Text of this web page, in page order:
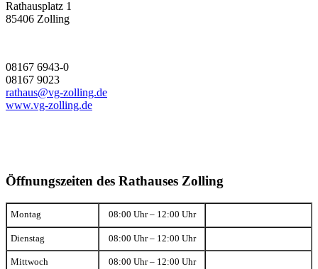
Rathausplatz 1
85406 Zolling
08167 6943-0
08167 9023
rathaus@vg-zolling.de
www.vg-zolling.de
Öffnungszeiten des Rathauses Zolling
Montag 08:00 Uhr – 12:00 Uhr
Dienstag 08:00 Uhr – 12:00 Uhr
Mittwoch 08:00 Uhr – 12:00 Uhr